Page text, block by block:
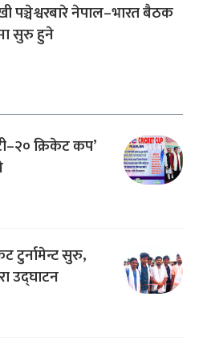
नेपाल–भारत बैठक
सुरु हुने
क्रिकेट कप’
टुर्नामेन्ट सुरु,
उद्घाटन